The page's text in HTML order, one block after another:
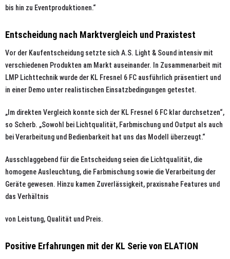
bis hin zu Eventproduktionen.“
Entscheidung nach Marktvergleich und Praxistest
Vor der Kaufentscheidung setzte sich A.S. Light & Sound intensiv mit
verschiedenen Produkten am Markt auseinander. In Zusammenarbeit mit
LMP Lichttechnik wurde der KL Fresnel 6 FC ausführlich präsentiert und
in einer Demo unter realistischen Einsatzbedingungen getestet.
„Im direkten Vergleich konnte sich der KL Fresnel 6 FC klar durchsetzen“,
so Scherb. „Sowohl bei Lichtqualität, Farbmischung und Output als auch
bei Verarbeitung und Bedienbarkeit hat uns das Modell überzeugt.“
Ausschlaggebend für die Entscheidung seien die Lichtqualität, die
homogene Ausleuchtung, die Farbmischung sowie die Verarbeitung der
Geräte gewesen. Hinzu kamen Zuverlässigkeit, praxisnahe Features und
das Verhältnis
von Leistung, Qualität und Preis.
Positive Erfahrungen mit der KL Serie von ELATION